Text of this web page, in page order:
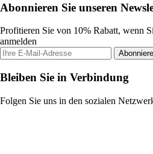
Abonnieren Sie unseren
Profitieren Sie von 10% Rabatt, wenn
anmelden
Bleiben Sie in Verbindung
Folgen Sie uns in den sozialen